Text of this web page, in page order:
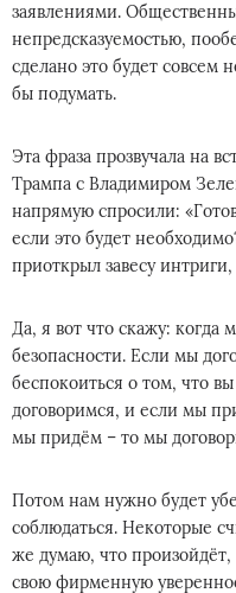
заявлениями.
непредсказуемостью,
сделано это будет совсем
бы подумать.
Эта фраза прозвучала на
Трампа с Владимиром
напрямую спросили:
если это будет
приоткрыл завесу
Да, я вот что скажу: когда
безопасности. Если мы
беспокоиться о том, что
договоримся, и если мы
мы придём – то мы
Потом нам нужно будет
соблюдаться. Некоторые
же думаю, что
свою фирменную